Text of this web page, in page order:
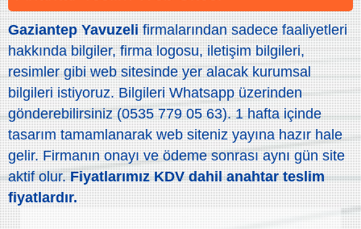
Gaziantep Yavuzelifirmalarından sadece faaliyetleri
hakkında bilgiler, firma logosu, iletişim bilgileri,
resimler gibi web sitesinde yer alacak kurumsal
bilgileri istiyoruz. Bilgileri Whatsapp üzerinden
gönderebilirsiniz (0535 779 05 63). 1 hafta içinde
tasarım tamamlanarak web siteniz yayına hazır hale
gelir. Firmanın onayı ve ödeme sonrası aynı gün site
aktif olur.Fiyatlarımız KDV dahil anahtar teslim
fiyatlardır.